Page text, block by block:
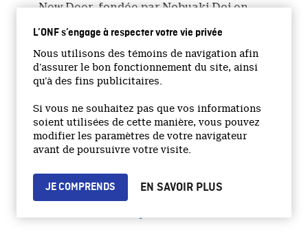
L’ONF s’engage à respecter votre vie privée
Nous utilisons des témoins de navigation afin
d’assurer le bon fonctionnement du site, ainsi
qu’à des fins publicitaires.
Si vous ne souhaitez pas que vos informations
soient utilisées de cette manière, vous pouvez
modifier les paramètres de votre navigateur
avant de poursuivre votre visite.
JE COMPRENDS EN SAVOIR PLUS
New Deer, fondée par Nobuaki Doi en
talents dans le domaine de l’animation
indépendante à se connecter avec le
monde. Les activités commerciales de
l’entreprise couvrent un large éventail :
distribution en salle, planification et
gestion de divers événements et
festivals, production et coordination de
films et de travaux commandés,
rédaction et édition, ainsi que la tenue
de conférences.